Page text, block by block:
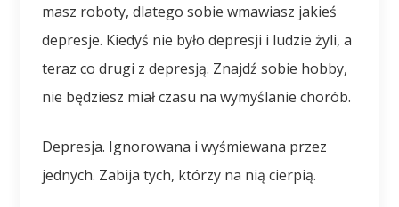
masz roboty, dlatego sobie wmawiasz jakieś
depresje. Kiedyś nie było depresji i ludzie żyli, a
teraz co drugi z depresją. Znajdź sobie hobby,
nie będziesz miał czasu na wymyślanie chorób.
Depresja. Ignorowana i wyśmiewana przez
jednych. Zabija tych, którzy na nią cierpią.